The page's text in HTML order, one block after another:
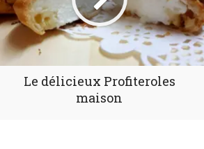
Le délicieux Profiteroles
maison